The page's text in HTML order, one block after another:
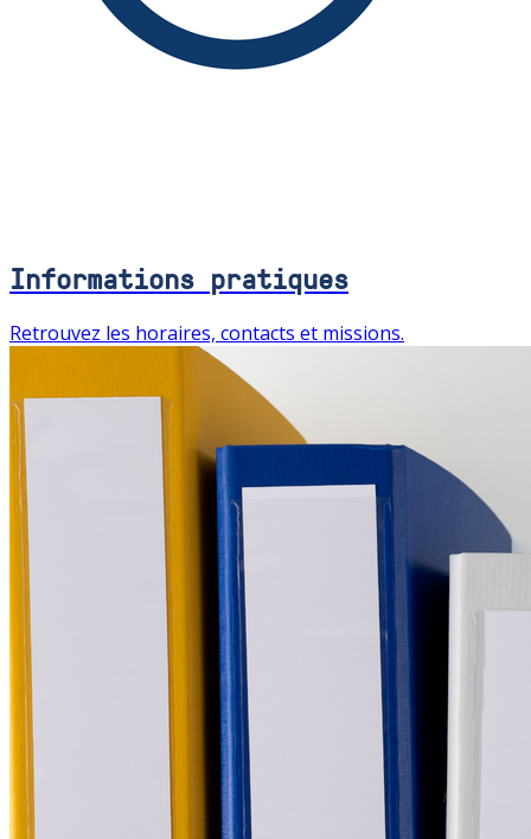
Informations pratiques
Retrouvez les horaires, contacts et missions.